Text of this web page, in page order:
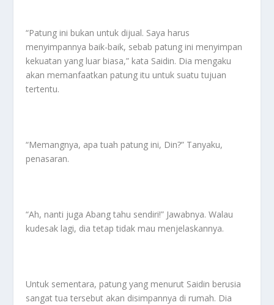
“Patung ini bukan untuk dijual. Saya harus
menyimpannya baik-baik, sebab patung ini menyimpan
kekuatan yang luar biasa,” kata Saidin. Dia mengaku
akan memanfaatkan patung itu untuk suatu tujuan
tertentu.
“Memangnya, apa tuah patung ini, Din?” Tanyaku,
penasaran.
“Ah, nanti juga Abang tahu sendiri!” Jawabnya. Walau
kudesak lagi, dia tetap tidak mau menjelaskannya.
Untuk sementara, patung yang menurut Saidin berusia
sangat tua tersebut akan disimpannya di rumah. Dia